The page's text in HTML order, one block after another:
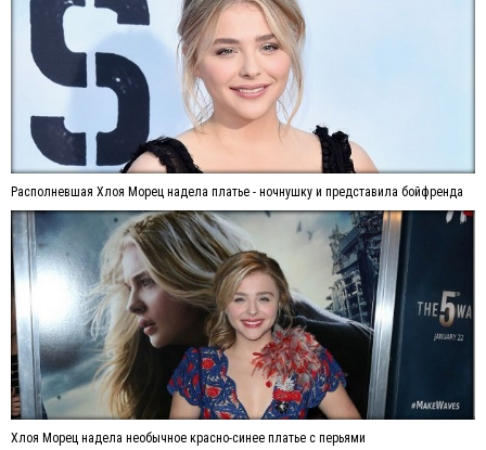
Располневшая Хлоя Морец надела платье - ночнушку и представила бойфренда
Хлоя Морец надела необычное красно-синее платье с перьями